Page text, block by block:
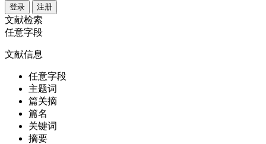
登录 注册
文献检索
任意字段
文献信息
任意字段
主题词
篇关摘
篇名
关键词
摘要